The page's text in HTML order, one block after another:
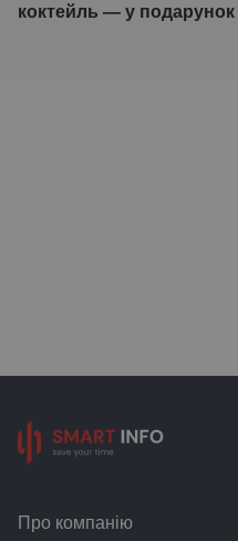
коктейль — у подарунок
Про компанію